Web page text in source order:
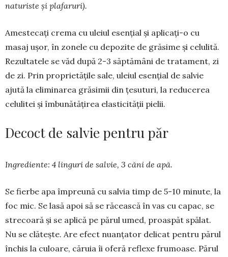
naturiste și plafaruri).
Amestecaţi crema cu uleiul esen­ţial şi aplicaţi-o cu
masaj uşor, în zo­nele cu depozite de grăsime şi ce­lulită.
Rezul­tatele se văd după 2-3 săptămâni de tra­tament, zi
de zi. Prin proprietăţile sale, uleiul esenţial de salvie
ajută la elimi­na­rea grăsimii din ţesu­turi, la reducerea
celu­litei şi îmbunătăţirea elas­tici­tă­ţii pielii.
Decoct de salvie pentru păr
Ingrediente: 4 lin­guri de salvie, 3 căni de apă.
Se fierbe apa împreună cu salvia timp de 5-10 minute, la
foc mic. Se la­să apoi să se răcească în vas cu ca­pac, se
strecoară şi se aplică pe părul umed, proaspăt spălat.
Nu se clă­teşte. Are efect nuanţator delicat pen­tru părul
închis la culoare, căruia îi oferă reflexe frumoase. Părul